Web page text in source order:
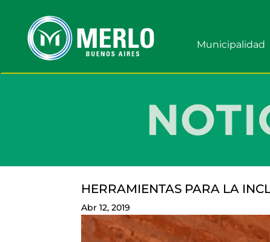
Municipalidad
HERRAMIENTAS PARA LA
Abr 12, 2019